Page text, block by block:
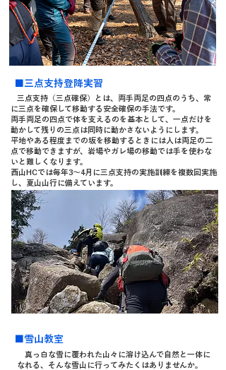
■三点支持登降実習
三点支持（三点確保）とは、両手両足の四点のうち、常
に三点を確保して移動する安全確保の手法です。
両手両足の四点で体を支えるのを基本として、一点だけを
動かして残りの三点は同時に動かさないようにします。
平地やある程度までの坂を移動するときには人は両足の二
点で移動できますが、岩場やガレ場の移動では手を使わな
いと難しくなります。
西山HCでは毎年3～4月に三点支持の実施訓練を複数回実施
し、夏山山行に備えています。
■雪山教室
真っ白な雪に覆われた山々に溶け込んで自然と一体に
なれる、そんな雪山に行ってみたくはありませんか。